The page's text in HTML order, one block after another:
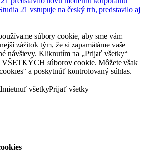
21 vstupuje na český trh, predstavilo aj
súbory cookie, aby sme vám
zážitok tým, že si zapamätáme vaše
návštevy. Kliknutím na „Prijať všetky“
VŠETKÝCH súborov cookie. Môžete však
a poskytnúť kontrolovaný súhlas.
všetkyPrijať všetky